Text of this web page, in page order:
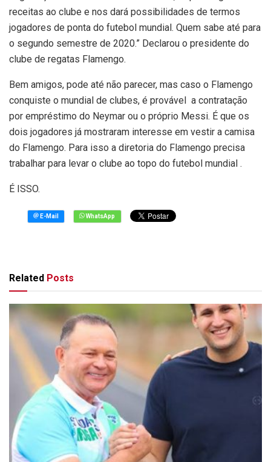
receitas ao clube e nos dará possibilidades de termos
jogadores de ponta do futebol mundial. Quem sabe até para
o segundo semestre de 2020.” Declarou o presidente do
clube de regatas Flamengo.
Bem amigos, pode até não parecer, mas caso o Flamengo
conquiste o mundial de clubes, é provável a contratação
por empréstimo do Neymar ou o próprio Messi. É que os
dois jogadores já mostraram interesse em vestir a camisa
do Flamengo. Para isso a diretoria do Flamengo precisa
trabalhar para levar o clube ao topo do futebol mundial .
É ISSO.
Related Posts